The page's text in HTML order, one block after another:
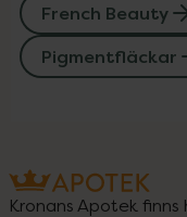
French Beauty
Pigmentfläckar
Kronans Apotek finns